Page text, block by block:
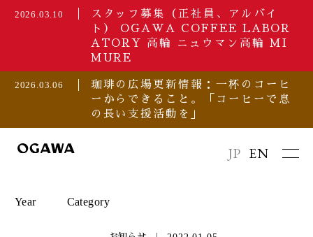
2026.03.10
スタッフ募集（正社員、アルバイ
ト） OGAWA COFFEE LABOR
ATORY 高輪 ニュウマン高輪 MI
MURE
2026.03.06
珈琲の広場更新情報：一杯のコーヒ
ーからできること。「コーヒーで息
の長い支援活動を」
JP EN
Year Category